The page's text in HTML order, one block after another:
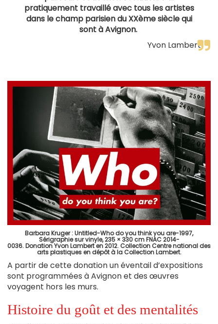
pratiquement travaillé avec tous les artistes
dans le champ parisien du XXème siècle qui
sont à Avignon.
Yvon Lambert
Barbara Kruger : Untitled-Who do you think you are-1997,
Sérigraphie sur vinyle, 235 × 330 cm FNAC 2014-
0036. Donation Yvon Lambert en 2012. Collection Centre national des
arts plastiques en dépôt à la Collection Lambert.
A partir de cette donation un éventail d’expositions
sont programmées à Avignon et des œuvres
voyagent hors les murs.
Histoire du goût et des mentalités